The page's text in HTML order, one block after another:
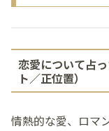
恋愛について占
ト／正位置）
情熱的な愛、ロマ